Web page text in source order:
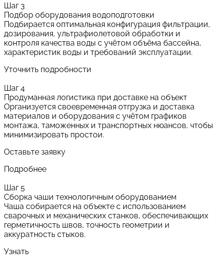
Шаг 3
Подбор оборудования водоподготовки
Подбирается оптимальная конфигурация фильтрации,
дозирования, ультрафиолетовой обработки и
контроля качества воды с учётом объёма бассейна,
характеристик воды и требований эксплуатации.
Уточнить подробности
Шаг 4
Продуманная логистика при доставке на объект
Организуется своевременная отгрузка и доставка
материалов и оборудования с учётом графиков
монтажа, таможенных и транспортных нюансов, чтобы
минимизировать простои.
Оставьте заявку
Подробнее
Шаг 5
Сборка чаши технологичным оборудованием
Чаша собирается на объекте с использованием
сварочных и механических станков, обеспечивающих
герметичность швов, точность геометрии и
аккуратность стыков.
Узнать